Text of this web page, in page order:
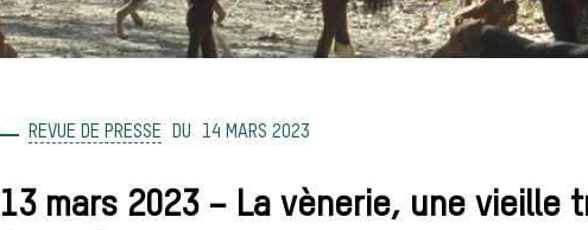
REVUE DE PRESSE 14 MARS 2023
13 mars 2023 – La vènerie, une vieille